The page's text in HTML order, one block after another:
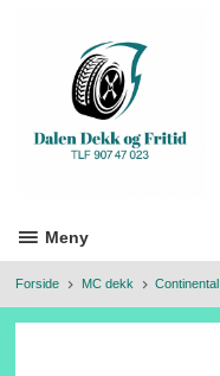
Meny
Forside MC dekk Continental